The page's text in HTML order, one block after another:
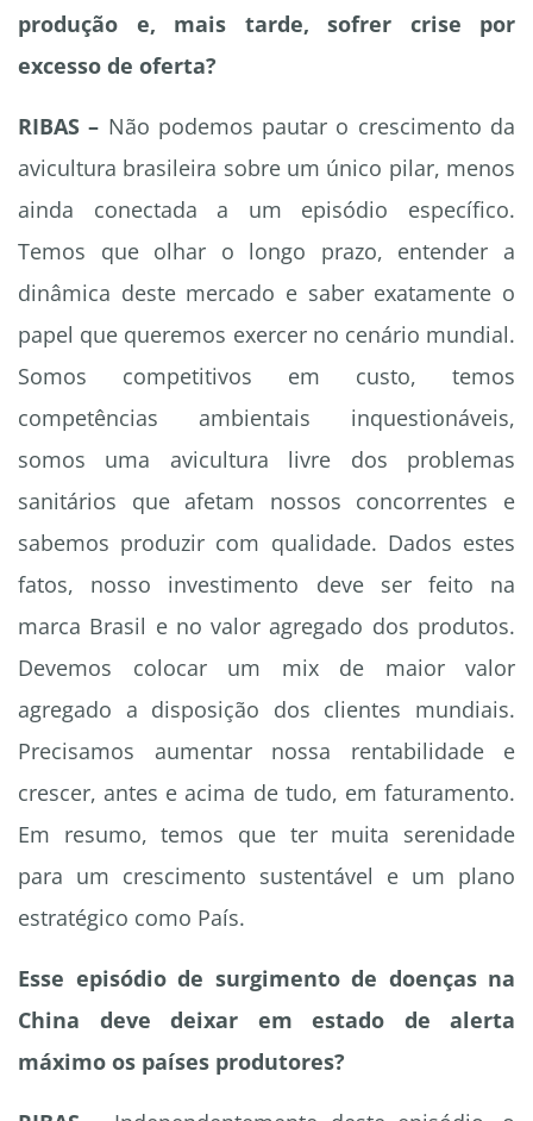
produção e, mais tarde, sofrer crise por
excesso de oferta?
RIBAS – Não podemos pautar o crescimento da
avicultura brasileira sobre um único pilar, menos
ainda conectada a um episódio específico.
Temos que olhar o longo prazo, entender a
dinâmica deste mercado e saber exatamente o
papel que queremos exercer no cenário mundial.
Somos competitivos em custo, temos
competências ambientais inquestionáveis,
somos uma avicultura livre dos problemas
sanitários que afetam nossos concorrentes e
sabemos produzir com qualidade. Dados estes
fatos, nosso investimento deve ser feito na
marca Brasil e no valor agregado dos produtos.
Devemos colocar um mix de maior valor
agregado a disposição dos clientes mundiais.
Precisamos aumentar nossa rentabilidade e
crescer, antes e acima de tudo, em faturamento.
Em resumo, temos que ter muita serenidade
para um crescimento sustentável e um plano
estratégico como País.
Esse episódio de surgimento de doenças na
China deve deixar em estado de alerta
máximo os países produtores?